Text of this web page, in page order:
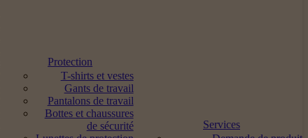
Protection
T-shirts et vestes
Gants de travail
Pantalons de travail
Bottes et chaussures
de sécurité
Services